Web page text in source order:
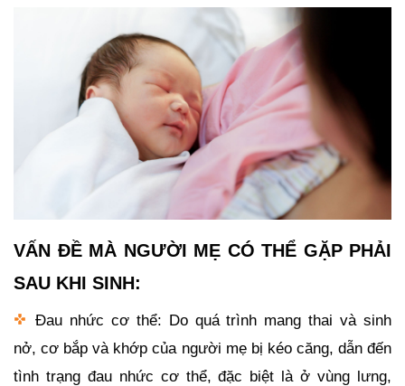
VẤN ĐỀ MÀ NGƯỜI MẸ CÓ THỂ GẶP PHẢI
SAU KHI SINH:
Đau nhức cơ thể: Do quá trình mang thai và sinh
nở, cơ bắp và khớp của người mẹ bị kéo căng, dẫn đến
tình trạng đau nhức cơ thể, đặc biệt là ở vùng lưng,